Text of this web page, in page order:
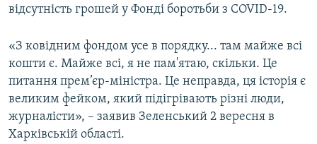
відсутність грошей у Фонді боротьби з COVID-19.
«З ковідним фондом усе в порядку... там майже всі
кошти є. Майже всі, я не пам'ятаю, скільки. Це
питання прем’єр-міністра. Це неправда, ця історія є
великим фейком, який підігрівають різні люди,
журналісти», – заявив Зеленський 2 вересня в
Харківській області.